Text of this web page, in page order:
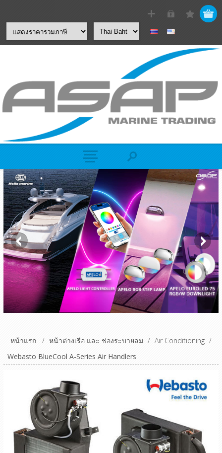
หน้าแรก / หน้าต่างเรือ และ ช่องระบายลม / Air Conditioning /
Webasto BlueCool A-Series Air Handlers